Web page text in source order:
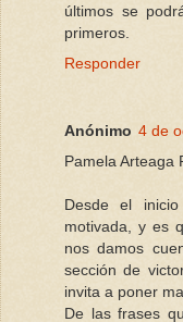
últimos se
primeros.
Responder
Anónimo 4 de
Pamela Arteaga
Desde el
motivada, y es
nos damos
sección de
invita a poner
De las frases